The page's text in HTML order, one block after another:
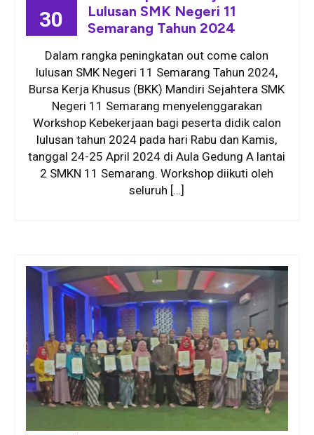
30
Lulusan SMK Negeri 11
Semarang Tahun 2024
Dalam rangka peningkatan out come calon
lulusan SMK Negeri 11 Semarang Tahun 2024,
Bursa Kerja Khusus (BKK) Mandiri Sejahtera SMK
Negeri 11 Semarang menyelenggarakan
Workshop Kebekerjaan bagi peserta didik calon
lulusan tahun 2024 pada hari Rabu dan Kamis,
tanggal 24-25 April 2024 di Aula Gedung A lantai
2 SMKN 11 Semarang. Workshop diikuti oleh
seluruh […]